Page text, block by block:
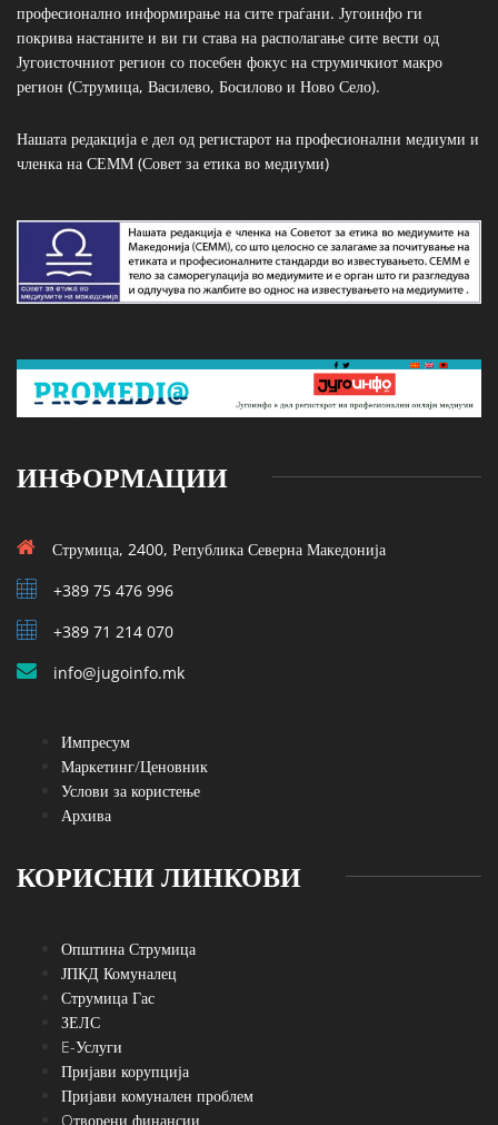
професионално информирање на сите граѓани. Југоинфо ги
покрива настаните и ви ги става на располагање сите вести од
Југоисточниот регион со посебен фокус на струмичкиот макро
регион (Струмица, Василево, Босилово и Ново Село).
Нашата редакција е дел од регистарот на професионални медиуми и
членка на СЕММ (Совет за етика во медиуми)
ИНФОРМАЦИИ
Струмица, 2400, Република Северна Македонија
+389 75 476 996
+389 71 214 070
info@jugoinfo.mk
Импресум
Маркетинг/Ценовник
Услови за користење
Архива
КОРИСНИ ЛИНКОВИ
Општина Струмица
ЈПКД Комуналец
Струмица Гас
ЗЕЛС
E-Услуги
Пријави корупција
Пријави комунален проблем
Oтворени финансии